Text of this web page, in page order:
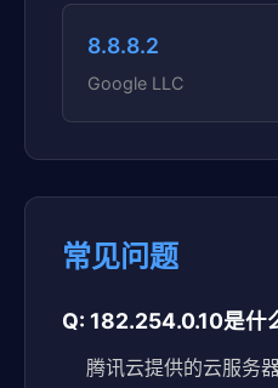
8.8.8.2
Google LLC
常见问题
Q: 182.254.0.10是什
腾讯云提供的云服务